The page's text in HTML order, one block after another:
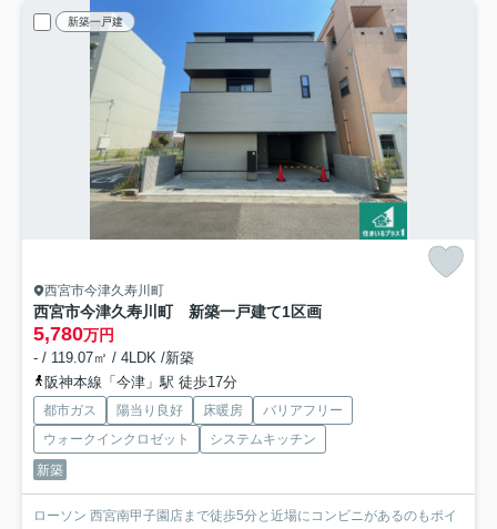
新築一戸建
西宮市今津久寿川町
西宮市今津久寿川町 新築一戸建て1区画
5,780万円
- / 119.07㎡ / 4LDK /新築
阪神本線「今津」駅 徒歩17分
都市ガス 陽当り良好 床暖房
バリアフリー
ウォークインクロゼット
システムキッチン
新築
ローソン 西宮南甲子園店まで徒歩5分と近場にコンビニがあるのもポイ